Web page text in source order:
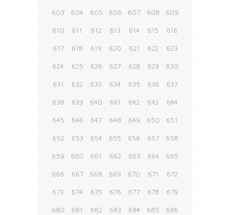
603 604 605 606 607 608 609
610 611 612 613 614 615 616
617 618 619 620 621 622 623
624 625 626 627 628 629 630
631 632 633 634 635 636 637
638 639 640 641 642 643 644
645 646 647 648 649 650 651
652 653 654 655 656 657 658
659 660 661 662 663 664 665
666 667 668 669 670 671 672
673 674 675 676 677 678 679
680 681 682 683 684 685 686